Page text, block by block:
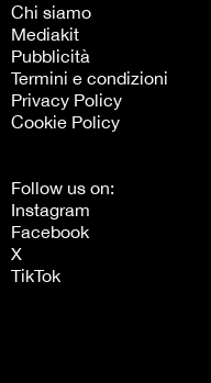
Chi siamo
Mediakit
Pubblicità
Termini e condizioni
Privacy Policy
Cookie Policy
Follow us on:
Instagram
Facebook
X
TikTok